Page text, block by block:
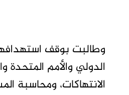
وطالبت بوقف
الدولي والأمم
الانتهاكات، ومحاسبة